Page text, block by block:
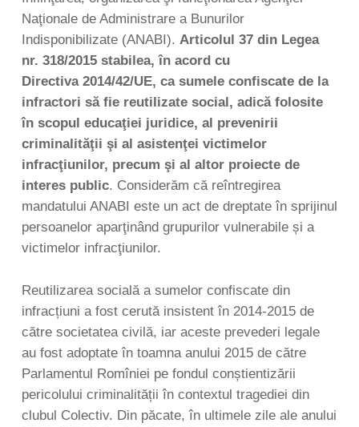
Naţionale de Administrare a Bunurilor
Indisponibilizate (ANABI). Articolul 37 din Legea
nr. 318/2015 stabilea, în acord cu
Directiva 2014/42/UE, ca sumele confiscate de la
infractori să fie reutilizate social, adică folosite
în scopul educaţiei juridice, al prevenirii
criminalităţii şi al asistenţei victimelor
infracţiunilor, precum şi al altor proiecte de
interes public. Considerăm că reîntregirea
mandatului ANABI este un act de dreptate în sprijinul
persoanelor aparţinând grupurilor vulnerabile și a
victimelor infracţiunilor.
Reutilizarea socială a sumelor confiscate din
infracțiuni a fost cerută insistent în 2014-2015 de
către societatea civilă, iar aceste prevederi legale
au fost adoptate în toamna anului 2015 de către
Parlamentul Romîniei pe fondul conștientizării
pericolului criminalității în contextul tragediei din
clubul Colectiv. Din păcate, în ultimele zile ale anului